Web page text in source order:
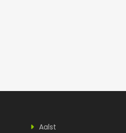
Aalst